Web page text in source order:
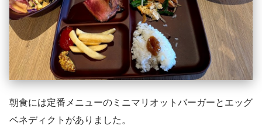
朝食には定番メニューのミニマリオットバーガーとエッグ
ベネディクトがありました。